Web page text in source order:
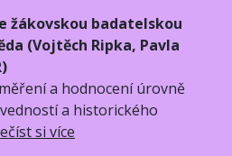
žákovskou badatelskou
(Vojtěch Ripka, Pavla
a hodnocení úrovně
a historického
si více